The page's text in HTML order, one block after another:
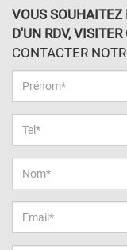
VOUS SOUHAITEZ
D'UN RDV,
CONTACTER